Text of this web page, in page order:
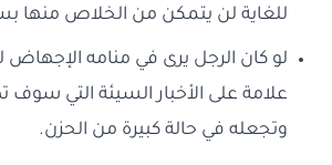
للغاية لن يتمكن من الخلاص منها
لو كان الرجل يرى في منامه
علامة على الأخبار السيئة التي
وتجعله في حالة كبيرة من الحزن.